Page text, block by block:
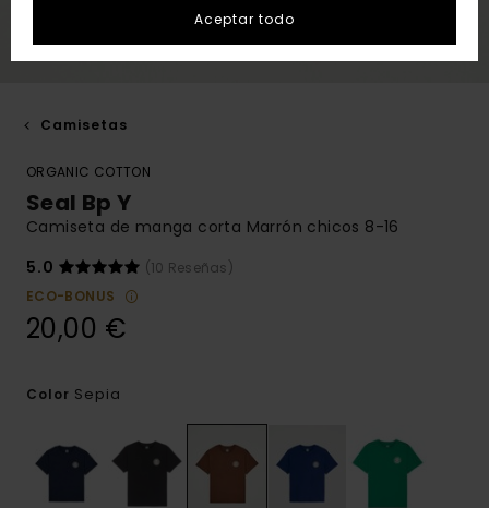
Camisetas
ORGANIC COTTON
Seal Bp Y
Camiseta de manga corta Marrón chicos 8-16
5.0
(10 Reseñas)
ECO-BONUS
20,00 €
Color Sepia
Aceptar todo